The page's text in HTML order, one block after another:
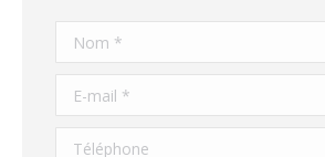
Nom *
E-mail *
Téléphone